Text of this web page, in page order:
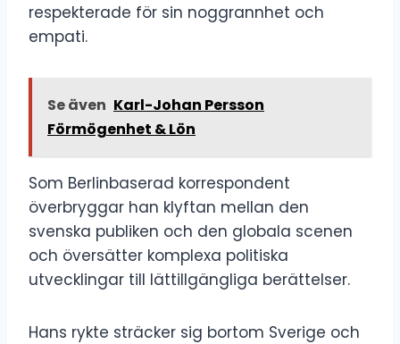
respekterade för sin noggrannhet och
empati.
Se även Karl-Johan Persson
Förmögenhet & Lön
Som Berlinbaserad korrespondent
överbryggar han klyftan mellan den
svenska publiken och den globala scenen
och översätter komplexa politiska
utvecklingar till lättillgängliga berättelser.
Hans rykte sträcker sig bortom Sverige och